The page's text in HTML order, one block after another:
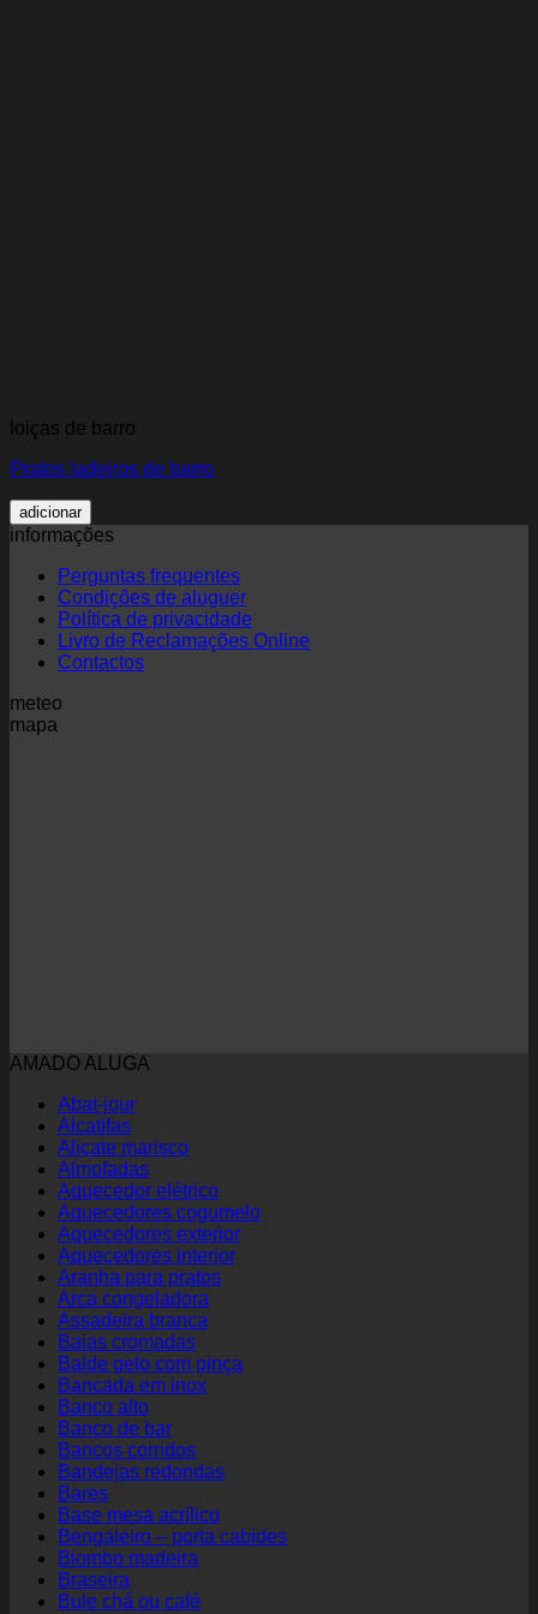
loiças de barro
Pratos ladeiros de barro
adicionar
informações
Perguntas frequentes
Condições de aluguer
Política de privacidade
Livro de Reclamações Online
Contactos
meteo
mapa
AMADO ALUGA
Abat-jour
Alcatifas
Alicate marisco
Almofadas
Aquecedor elétrico
Aquecedores cogumelo
Aquecedores exterior
Aquecedores interior
Aranha para pratos
Arca congeladora
Assadeira branca
Baias cromadas
Balde gelo com pinça
Bancada em inox
Banco alto
Banco de bar
Bancos corridos
Bandejas redondas
Bares
Base mesa acrílico
Bengaleiro – porta cabides
Biombo madeira
Braseira
Bule chá ou café